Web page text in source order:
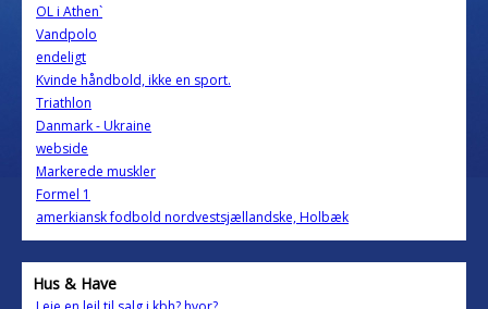
OL i Athen`
Vandpolo
endeligt
Kvinde håndbold, ikke en sport.
Triathlon
Danmark - Ukraine
webside
Markerede muskler
Formel 1
amerkiansk fodbold nordvestsjællandske, Holbæk
Hus & Have